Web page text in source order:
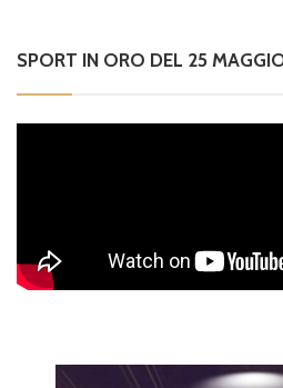
SPORT IN ORO DEL 25